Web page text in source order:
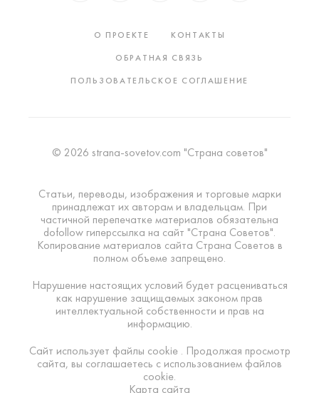
О ПРОЕКТЕ
КОНТАКТЫ
ОБРАТНАЯ СВЯЗЬ
ПОЛЬЗОВАТЕЛЬСКОЕ СОГЛАШЕНИЕ
© 2026 strana-sovetov.com "Страна советов"
Статьи, переводы, изображения и торговые марки
принадлежат их авторам и владельцам. При
частичной перепечатке материалов обязательна
dofollow гиперссылка на сайт "Страна Советов".
Копирование материалов сайта Страна Советов в
полном объеме запрещено.
Нарушение настоящих условий будет расцениваться
как нарушение защищаемых законом прав
интеллектуальной собственности и прав на
информацию.
Сайт использует файлы cookie . Продолжая просмотр
сайта, вы соглашаетесь с использованием файлов
cookie.
Карта сайта